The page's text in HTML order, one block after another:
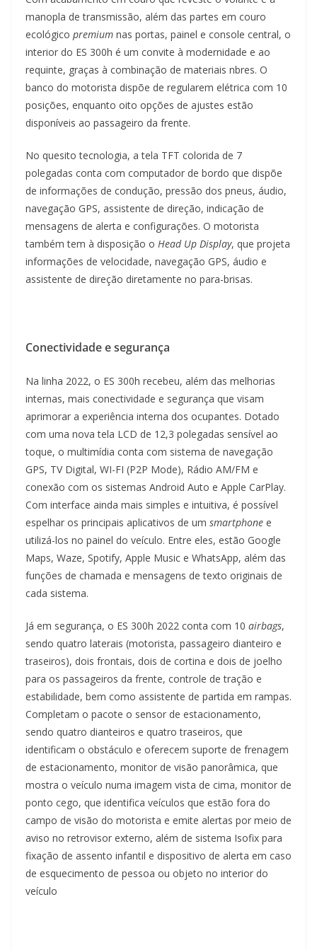
manopla de transmissão, além das partes em couro
ecológico premium nas portas, painel e console central, o
interior do ES 300h é um convite à modernidade e ao
requinte, graças à combinação de materiais nbres. O
banco do motorista dispõe de regularem elétrica com 10
posições, enquanto oito opções de ajustes estão
disponíveis ao passageiro da frente.
No quesito tecnologia, a tela TFT colorida de 7
polegadas conta com computador de bordo que dispõe
de informações de condução, pressão dos pneus, áudio,
navegação GPS, assistente de direção, indicação de
mensagens de alerta e configurações. O motorista
também tem à disposição o Head Up Display, que projeta
informações de velocidade, navegação GPS, áudio e
assistente de direção diretamente no para-brisas.
Conectividade e segurança
Na linha 2022, o ES 300h recebeu, além das melhorias
internas, mais conectividade e segurança que visam
aprimorar a experiência interna dos ocupantes. Dotado
com uma nova tela LCD de 12,3 polegadas sensível ao
toque, o multimídia conta com sistema de navegação
GPS, TV Digital, WI-FI (P2P Mode), Rádio AM/FM e
conexão com os sistemas Android Auto e Apple CarPlay.
Com interface ainda mais simples e intuitiva, é possível
espelhar os principais aplicativos de um smartphone e
utilizá-los no painel do veículo. Entre eles, estão Google
Maps, Waze, Spotify, Apple Music e WhatsApp, além das
funções de chamada e mensagens de texto originais de
cada sistema.
Já em segurança, o ES 300h 2022 conta com 10 airbags,
sendo quatro laterais (motorista, passageiro dianteiro e
traseiros), dois frontais, dois de cortina e dois de joelho
para os passageiros da frente, controle de tração e
estabilidade, bem como assistente de partida em rampas.
Completam o pacote o sensor de estacionamento,
sendo quatro dianteiros e quatro traseiros, que
identificam o obstáculo e oferecem suporte de frenagem
de estacionamento, monitor de visão panorâmica, que
mostra o veículo numa imagem vista de cima, monitor de
ponto cego, que identifica veículos que estão fora do
campo de visão do motorista e emite alertas por meio de
aviso no retrovisor externo, além de sistema Isofix para
fixação de assento infantil e dispositivo de alerta em caso
de esquecimento de pessoa ou objeto no interior do
veículo